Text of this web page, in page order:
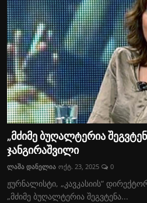
„მძიმე ბუღალტერია
ჯანგირაშვილი
ლაშა დანელია ოქტ. 23, 2025 0
ჟურნალისტი, „კავკასიის“
„მძიმე ბუღალტერია შეგვტენა...